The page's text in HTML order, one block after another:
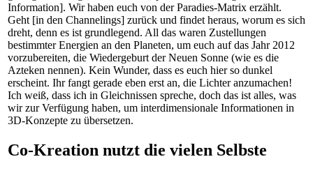
Information]. Wir haben euch von der Paradies-Matrix erzählt.
Geht [in den Channelings] zurück und findet heraus, worum es sich
dreht, denn es ist grundlegend. All das waren Zustellungen
bestimmter Energien an den Planeten, um euch auf das Jahr 2012
vorzubereiten, die Wiedergeburt der Neuen Sonne (wie es die
Azteken nennen). Kein Wunder, dass es euch hier so dunkel
erscheint. Ihr fangt gerade eben erst an, die Lichter anzumachen!
Ich weiß, dass ich in Gleichnissen spreche, doch das ist alles, was
wir zur Verfügung haben, um interdimensionale Informationen in
3D-Konzepte zu übersetzen.
Co-Kreation nutzt die vielen Selbste